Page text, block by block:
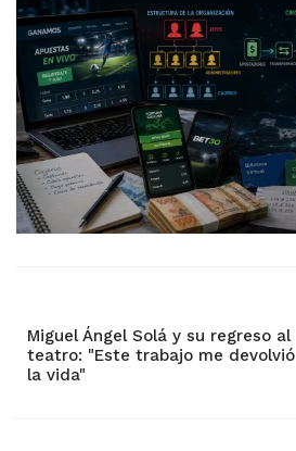
Miguel Ángel Solá y su regreso al
teatro: "Este trabajo me devolvió
la vida"